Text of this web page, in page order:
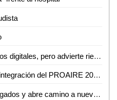
Iglesia respalda regular medios digitales, pero advierte riesgo de caer en el autoritarismo
La SEGAM dio a conocer la integración del PROAIRE 2026-2036 para fortalecer la calidad del aire en la zona metropolitana
Inmuvi rescata trámites rezagados y abre camino a nuevas escrituraciones en Ciudad Valles